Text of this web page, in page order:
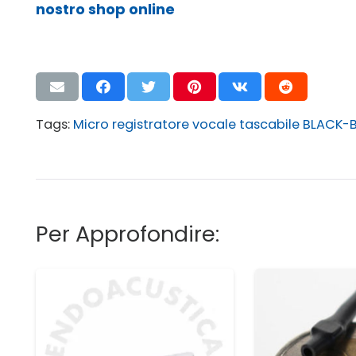
nostro shop online
Tags: Micro registratore vocale tascabile BLACK-
Per Approfondire: